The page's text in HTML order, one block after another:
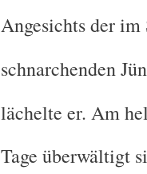
Angesichts der
schnarchenden
lächelte er. Am
Tage überwältigt